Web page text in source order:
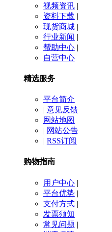
视频资讯 |
资料下载 |
现货商城 |
行业新闻 |
帮助中心 |
自营中心
精选服务
平台简介
| 意见反馈
网站地图
| 网站公告
| RSS订阅
购物指南
用户中心 |
平台优势 |
支付方式 |
发票须知
常见问题 |